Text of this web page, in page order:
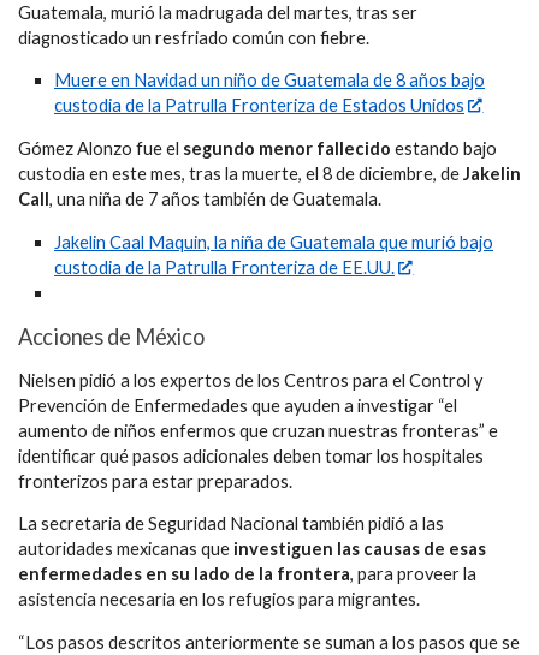
Guatemala, murió la madrugada del martes, tras ser
diagnosticado un resfriado común con fiebre.
Muere en Navidad un niño de Guatemala de 8 años bajo
custodia de la Patrulla Fronteriza de Estados Unidos
Gómez Alonzo fue el segundo menor fallecido estando bajo
custodia en este mes, tras la muerte, el 8 de diciembre, deJakelin
Call, una niña de 7 años también de Guatemala.
Jakelin Caal Maquin, la niña de Guatemala que murió bajo
custodia de la Patrulla Fronteriza de EE.UU.
Acciones de México
Nielsen pidió a los expertos de los Centros para el Control y
Prevención de Enfermedades que ayuden a investigar “el
aumento de niños enfermos que cruzan nuestras fronteras” e
identificar qué pasos adicionales deben tomar los hospitales
fronterizos para estar preparados.
La secretaria de Seguridad Nacional también pidió a las
autoridades mexicanas que investiguen las causas de esas
enfermedades en su lado de la frontera, para proveer la
asistencia necesaria en los refugios para migrantes.
“Los pasos descritos anteriormente se suman a los pasos que se